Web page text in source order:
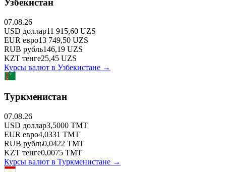
Узбекистан
07.08.26
USD доллар11 915,60 UZS
EUR евро13 749,50 UZS
RUB рубль146,19 UZS
KZT тенге25,45 UZS
Курсы валют в Узбекистане →
Туркменистан
07.08.26
USD доллар3,5000 TMT
EUR евро4,0331 TMT
RUB рубль0,0422 TMT
KZT тенге0,0075 TMT
Курсы валют в Туркменистане →